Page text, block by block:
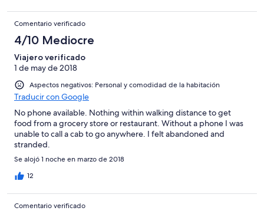
Comentario verificado
4/10 Mediocre
Viajero verificado
1 de may de 2018
Aspectos negativos: Personal y comodidad de la habitación
Traducir con Google
No phone available. Nothing within walking distance to get
food from a grocery store or restaurant. Without a phone I was
unable to call a cab to go anywhere. I felt abandoned and
stranded.
Se alojó 1 noche en marzo de 2018
12
Comentario verificado